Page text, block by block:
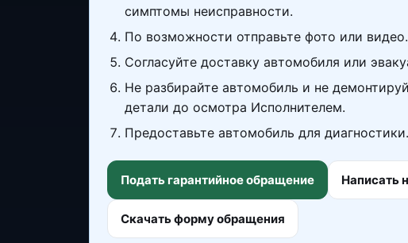
симптомы неисправности.
По возможности отправьте фото или видео.
Согласуйте доставку автомобиля или
Не разбирайте автомобиль и не
детали до осмотра Исполнителем.
Предоставьте автомобиль для диагностики.
Подать гарантийное обращение Написать
Скачать форму обращения